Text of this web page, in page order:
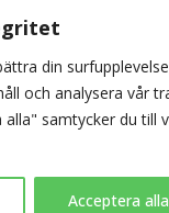
din
och analysera vår
samtycker du till
Acceptera alla
och